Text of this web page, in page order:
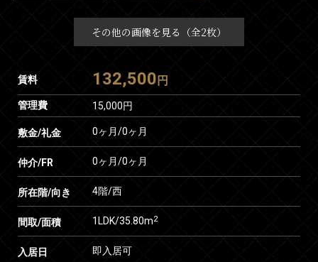
その他の画像を見る（全2枚）
賃料 132,500 円
管理費 15,000円
敷金/礼金 0ヶ月/0ヶ月
仲介/FR 0ヶ月/0ヶ月
所在階/向き 4階/西
間取/面積 1LDK/35.80m2
入居日 即入居可